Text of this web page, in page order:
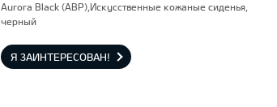
Aurora Black (ABP),Искусственные кожаные сиденья,
черный
Я ЗАИНТЕРЕСОВАН!